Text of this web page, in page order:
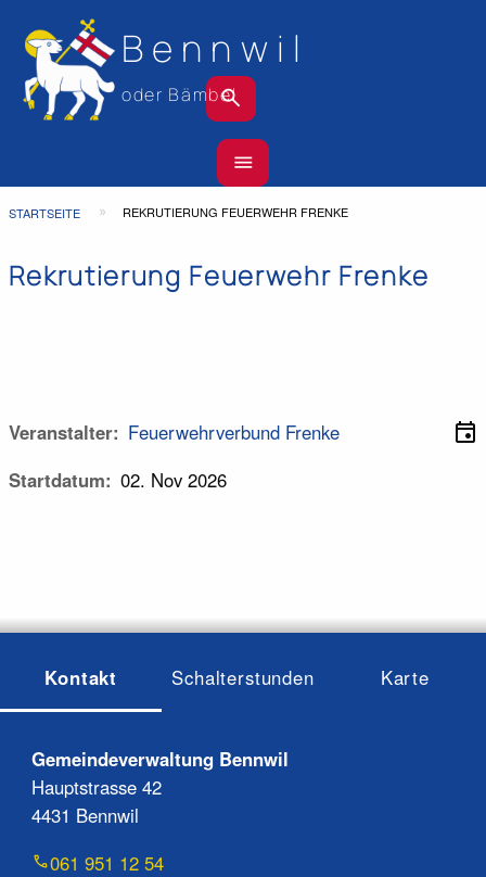
Bennwil
oder Bämbel
search
Hauptnavigation
Top
Bar
menu
Pfadnavigation
STARTSEITE REKRUTIERUNG FEUERWEHR FRENKE
Rekrutierung Feuerwehr Frenke
event
Veranstalter
Feuerwehrverbund Frenke
Startdatum
02. Nov 2026
Kontakt Schalterstunden Karte
Gemeindeverwaltung Bennwil
Hauptstrasse 42
4431 Bennwil
061 951 12 54